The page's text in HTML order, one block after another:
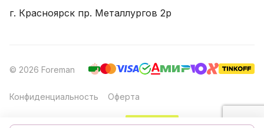
г. Красноярск пр. Металлургов 2р
© 2026 Foreman
Конфиденциальность Оферта
Создание и продвижение